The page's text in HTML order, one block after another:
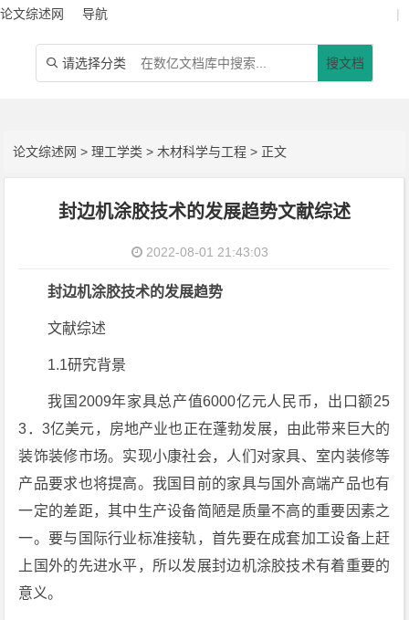
论文综述网 导航 |
 请选择分类 搜文档
论文综述网 >理工学类 > 木材科学与工程 > 正文
封边机涂胶技术的发展趋势文献综述
2022-08-01 21:43:03
封边机涂胶技术的发展趋势
文献综述
1.1研究背景
我国2009年家具总产值6000亿元人民币，出口额25
3．3亿美元，房地产业也正在蓬勃发展，由此带来巨大的
装饰装修市场。实现小康社会，人们对家具、室内装修等
产品要求也将提高。我国目前的家具与国外高端产品也有
一定的差距，其中生产设备简陋是质量不高的重要因素之
一。要与国际行业标准接轨，首先要在成套加工设备上赶
上国外的先进水平，所以发展封边机涂胶技术有着重要的
意义。